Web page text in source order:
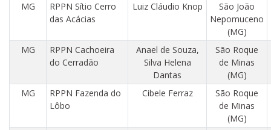
MG
RPPN Sítio Cerro
das Acácias
Luiz Cláudio Knop
São João
Nepomuceno
(MG)
MG
RPPN Cachoeira
do Cerradão
Anael de Souza,
Silva Helena
Dantas
São Roque
de Minas
(MG)
MG
RPPN Fazenda do
Lôbo
Cibele Ferraz
São Roque
de Minas
(MG)